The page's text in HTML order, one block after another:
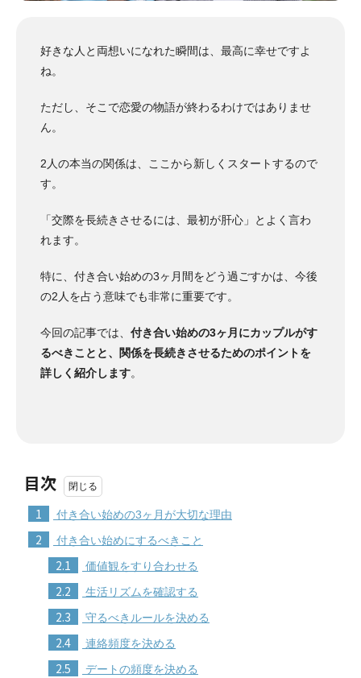
好きな人と両想いになれた瞬間は、最高に幸せですよ
ね。
ただし、そこで恋愛の物語が終わるわけではありませ
ん。
2人の本当の関係は、ここから新しくスタートするので
す。
「交際を長続きさせるには、最初が肝心」とよく言わ
れます。
特に、付き合い始めの3ヶ月間をどう過ごすかは、今後
の2人を占う意味でも非常に重要です。
今回の記事では、 付き合い始めの3ヶ月にカップルがす
るべきことと、関係を長続きさせるためのポイントを
詳しく紹介します。
目次
1 付き合い始めの3ヶ月が大切な理由
2 付き合い始めにするべきこと
2.1 価値観をすり合わせる
2.2 生活リズムを確認する
2.3 守るべきルールを決める
2.4 連絡頻度を決める
2.5 デートの頻度を決める